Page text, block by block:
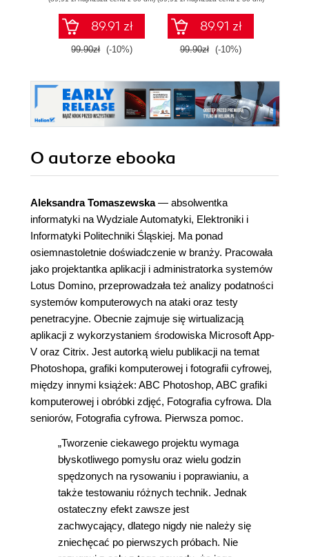
89.91 zł
99.90zł (-10%)
89.91 zł
99.90zł (-10%)
O autorze ebooka
Aleksandra Tomaszewska— absolwentka
informatyki na Wydziale Automatyki, Elektroniki i
Informatyki Politechniki Śląskiej. Ma ponad
osiemnastoletnie doświadczenie w branży. Pracowała
jako projektantka aplikacji i administratorka systemów
Lotus Domino, przeprowadzała też analizy podatności
systemów komputerowych na ataki oraz testy
penetracyjne. Obecnie zajmuje się wirtualizacją
aplikacji z wykorzystaniem środowiska Microsoft App-
V oraz Citrix. Jest autorką wielu publikacji na temat
Photoshopa, grafiki komputerowej i fotografii cyfrowej,
między innymi książek: ABC Photoshop, ABC grafiki
komputerowej i obróbki zdjęć, Fotografia cyfrowa. Dla
seniorów, Fotografia cyfrowa. Pierwsza pomoc.
„Tworzenie ciekawego projektu wymaga
błyskotliwego pomysłu oraz wielu godzin
spędzonych na rysowaniu i poprawianiu, a
także testowaniu różnych technik. Jednak
ostateczny efekt zawsze jest
zachwycający, dlatego nigdy nie należy się
zniechęcać po pierwszych próbach. Nie